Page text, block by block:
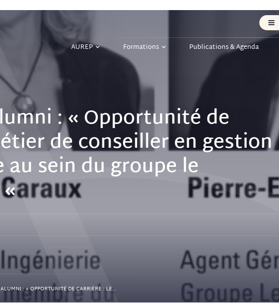
AUREP Formations Publications & Agenda
: « Opportunité de
de conseiller en gestion
sein du groupe le
«
CONFÉRENCE ALUMNI : « OPPORTUNITÉ DE CARRIÈRE : LE MÉTIER DE CONSEILLER EN GESTION DE PATRIMOINE AU SEIN DU GROUPE LE CONSERVATEUR «